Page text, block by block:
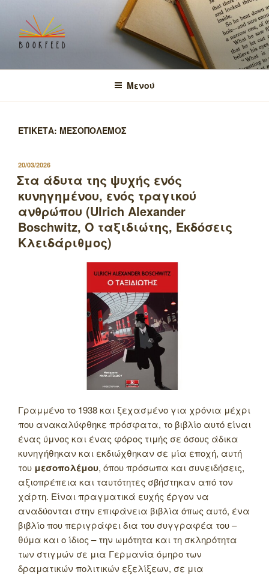
περιεχόμενο
BOOKFEED
μοιραζόμαστε την αγάπη για τα βιβλία και τη γνώση!
Μενού
ΕΤΙΚΕΤΑ: ΜΕΣΟΠΟΛΕΜΟΣ
ΔΗΜΟΣΙΕΥΤΗΚΕ
ΣΤΙΣ
20/03/2026
Στα άδυτα της ψυχής ενός
κυνηγημένου, ενός τραγικού
ανθρώπου (Ulrich Alexander
Boschwitz, Ο ταξιδιώτης, Εκδόσεις
Κλειδάριθμος)
Γραμμένο το 1938 και ξεχασμένο για χρόνια μέχρι
που ανακαλύφθηκε πρόσφατα, το βιβλίο αυτό είναι
ένας ύμνος και ένας φόρος τιμής σε όσους άδικα
κυνηγήθηκαν και εκδιώχθηκαν σε μία εποχή, αυτή
του μεσοπολέμου, όπου πρόσωπα και συνειδήσεις,
αξιοπρέπεια και ταυτότητες σβήστηκαν από τον
χάρτη. Είναι πραγματικά ευχής έργον να
αναδύονται στην επιφάνεια βιβλία όπως αυτό, ένα
βιβλίο που περιγράφει δια του συγγραφέα του –
θύμα και ο ίδιος – την ωμότητα και τη σκληρότητα
των στιγμών σε μια Γερμανία όμηρο των
δραματικών πολιτικών εξελίξεων, σε μια